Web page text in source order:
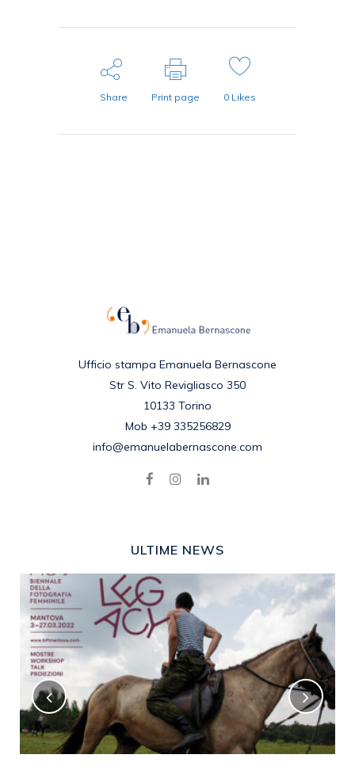
Share Print page 0Likes
Ufficio stampa Emanuela Bernascone
Str S. Vito Revigliasco 350
10133 Torino
Mob +39 335256829
info@emanuelabernascone.com
ULTIME NEWS